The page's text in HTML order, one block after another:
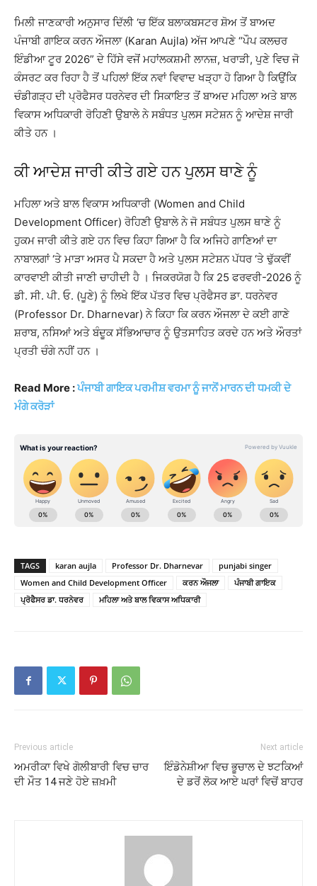
ਮਿਲੀ ਜਾਣਕਾਰੀ ਅਨੁਸਾਰ ਦਿੱਲੀ ‘ਚ ਇੱਕ ਬਲਾਕਬਸਟਰ ਸ਼ੋਅ ਤੋਂ ਬਾਅਦ
ਪੰਜਾਬੀ ਗਾਇਕ ਕਰਨ ਔਜਲਾ (Karan Aujla) ਅੱਜ ਆਪਣੇ “ਪੌਪ ਕਲਚਰ
ਇੰਡੀਆ ਟੂਰ 2026” ਦੇ ਹਿੱਸੇ ਵਜੋਂ ਮਹਾਂਲਕਸ਼ਮੀ ਲਾਨਜ਼, ਖਰਾੜੀ, ਪੁਣੇ ਵਿਚ ਜੋ
ਕੰਸਰਟ ਕਰ ਰਿਹਾ ਹੈ ਤੋਂ ਪਹਿਲਾਂ ਇੱਕ ਨਵਾਂ ਵਿਵਾਦ ਖੜ੍ਹਾ ਹੋ ਗਿਆ ਹੈ ਕਿਉਂਕਿ
ਚੰਡੀਗੜ੍ਹ ਦੀ ਪ੍ਰੋਫੈਸਰ ਧਰਨੇਵਰ ਦੀ ਸਿਕਾਇਤ ਤੋਂ ਬਾਅਦ ਮਹਿਲਾ ਅਤੇ ਬਾਲ
ਵਿਕਾਸ ਅਧਿਕਾਰੀ ਰੋਹਿਣੀ ਉਬਾਲੇ ਨੇ ਸਬੰਧਤ ਪੁਲਸ ਸਟੇਸ਼ਨ ਨੂੰ ਆਦੇਸ਼ ਜਾਰੀ
ਕੀਤੇ ਹਨ ।
ਕੀ ਆਦੇਸ਼ ਜਾਰੀ ਕੀਤੇ ਗਏ ਹਨ ਪੁਲਸ ਥਾਣੇ ਨੂੰ
ਮਹਿਲਾ ਅਤੇ ਬਾਲ ਵਿਕਾਸ ਅਧਿਕਾਰੀ (Women and Child
Development Officer) ਰੋਹਿਣੀ ਉਬਾਲੇ ਨੇ ਜੋ ਸਬੰਧਤ ਪੁਲਸ ਥਾਣੇ ਨੂੰ
ਹੁਕਮ ਜਾਰੀ ਕੀਤੇ ਗਏ ਹਨ ਵਿਚ ਕਿਹਾ ਗਿਆ ਹੈ ਕਿ ਅਜਿਹੇ ਗਾਣਿਆਂ ਦਾ
ਨਾਬਾਲਗਾਂ ‘ਤੇ ਮਾੜਾ ਅਸਰ ਪੈ ਸਕਦਾ ਹੈ ਅਤੇ ਪੁਲਸ ਸਟੇਸ਼ਨ ਪੱਧਰ ‘ਤੇ ਢੁੱਕਵੀਂ
ਕਾਰਵਾਈ ਕੀਤੀ ਜਾਣੀ ਚਾਹੀਦੀ ਹੈ । ਜਿਕਰਯੋਗ ਹੈ ਕਿ 25 ਫਰਵਰੀ-2026 ਨੂੰ
ਡੀ. ਸੀ. ਪੀ. ਓ. (ਪੂਣੇ) ਨੂੰ ਲਿਖੇ ਇੱਕ ਪੱਤਰ ਵਿਚ ਪ੍ਰੋਫੈਸਰ ਡਾ. ਧਰਨੇਵਰ
(Professor Dr. Dharnevar) ਨੇ ਕਿਹਾ ਕਿ ਕਰਨ ਔਜਲਾ ਦੇ ਕਈ ਗਾਣੇ
ਸ਼ਰਾਬ, ਨਸਿਆਂ ਅਤੇ ਬੰਦੂਕ ਸੱਭਿਆਚਾਰ ਨੂੰ ਉਤਸਾਹਿਤ ਕਰਦੇ ਹਨ ਅਤੇ ਔਰਤਾਂ
ਪ੍ਰਤੀ ਚੰਗੇ ਨਹੀਂ ਹਨ ।
Read More :ਪੰਜਾਬੀ ਗਾਇਕ ਪਰਮੀਸ਼ ਵਰਮਾ ਨੂੰ ਜਾਨੋਂ ਮਾਰਨ ਦੀ ਧਮਕੀ ਦੇ
ਮੰਗੇ ਕਰੋੜਾਂ
TAGS karan aujla Professor Dr. Dharnevar
punjabi singer
Women and Child Development Officer
ਕਰਨ ਔਜਲਾ
ਪੰਜਾਬੀ ਗਾਇਕ
ਪ੍ਰੋਫੈਸਰ ਡਾ. ਧਰਨੇਵਰ
ਮਹਿਲਾ ਅਤੇ ਬਾਲ ਵਿਕਾਸ ਅਧਿਕਾਰੀ
Previous article
ਅਮਰੀਕਾ ਵਿਖੇ ਗੋਲੀਬਾਰੀ ਵਿਚ ਚਾਰ
ਦੀ ਮੌਤ 14 ਜਣੇ ਹੋਏ ਜ਼ਖ਼ਮੀ
Next article
ਇੰਡੋਨੇਸ਼ੀਆ ਵਿਚ ਭੂਚਾਲ ਦੇ ਝਟਕਿਆਂ
ਦੇ ਡਰੋਂ ਲੋਕ ਆਏ ਘਰਾਂ ਵਿਚੋਂ ਬਾਹਰ